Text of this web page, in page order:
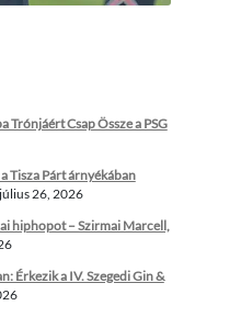
Trónjáért Csap Össze a PSG
Tisza Párt árnyékában
július 26, 2026
hiphopot – Szirmai Marcell,
Érkezik a IV. Szegedi Gin &